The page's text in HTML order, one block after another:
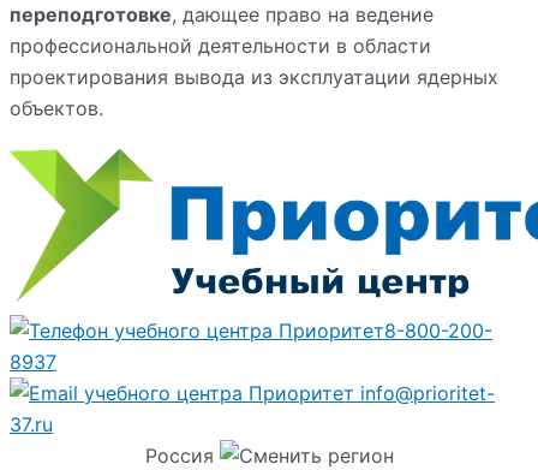
переподготовке, дающее право на ведение
профессиональной деятельности в области
проектирования вывода из эксплуатации ядерных
объектов.
8-800-200-
8937
info@prioritet-
37.ru
Россия